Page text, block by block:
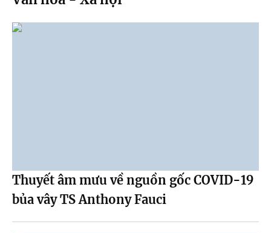
Thuyết âm mưu về nguồn gốc COVID-19
bủa vây TS Anthony Fauci